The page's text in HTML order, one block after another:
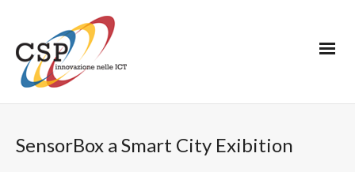
SensorBox a Smart City Exibition